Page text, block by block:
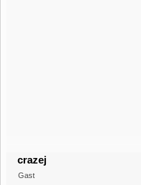
crazej
Gast